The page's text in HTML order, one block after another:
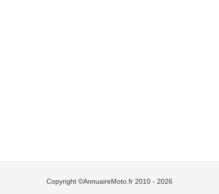
Copyright ©AnnuaireMoto.fr 2010 - 2026